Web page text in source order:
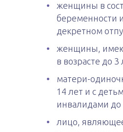
женщины в
беременности
декретном
женщины,
в возрасте до 3
матери-
14 лет и с
инвалидами до
лицо,